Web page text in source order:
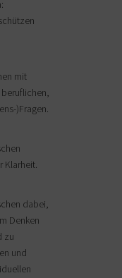
mit
)Fragen.
Klarheit.
dabei,
Denken
zu
und